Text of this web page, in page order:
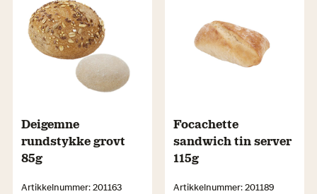
Deigemne
rundstykke grovt
85g
Artikkelnummer: 201163
Focachette
sandwich tin server
115g
Artikkelnummer: 201189